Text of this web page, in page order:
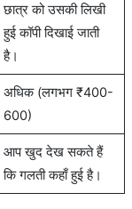
छात्र को उसकी लिखी
हुई कॉपी दिखाई जाती
है।
अधिक (लगभग ₹400-
600)
आप खुद देख सकते हैं
कि गलती कहाँ हुई है।